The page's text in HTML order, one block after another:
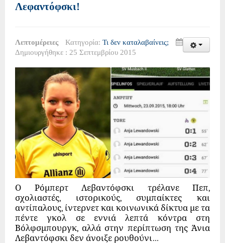
Λεφαντόφσκι!
Λεπτομέρειες Κατηγορία: Τι δεν καταλαβαίνεις;
Δημιουργήθηκε : 25 Σεπτεμβρίου 2015
Ο Ρόμπερτ Λεβαντόφσκι τρέλανε Πεπ,
σχολιαστές, ιστορικούς, συμπαίκτες και
αντίπαλους, ίντερνετ και κοινωνικά δίκτυα με τα
πέντε γκολ σε εννιά λεπτά κόντρα στη
Βόλφσμπουργκ, αλλά στην περίπτωση της Άνια
Λεβαντόφσκι δεν άνοιξε ρουθούνι…